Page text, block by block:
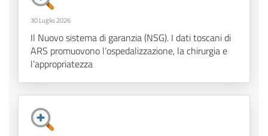
30 Luglio 2026
Il Nuovo sistema di garanzia (NSG). I dati toscani di
ARS promuovono l’ospedalizzazione, la chirurgia e
l’appropriatezza